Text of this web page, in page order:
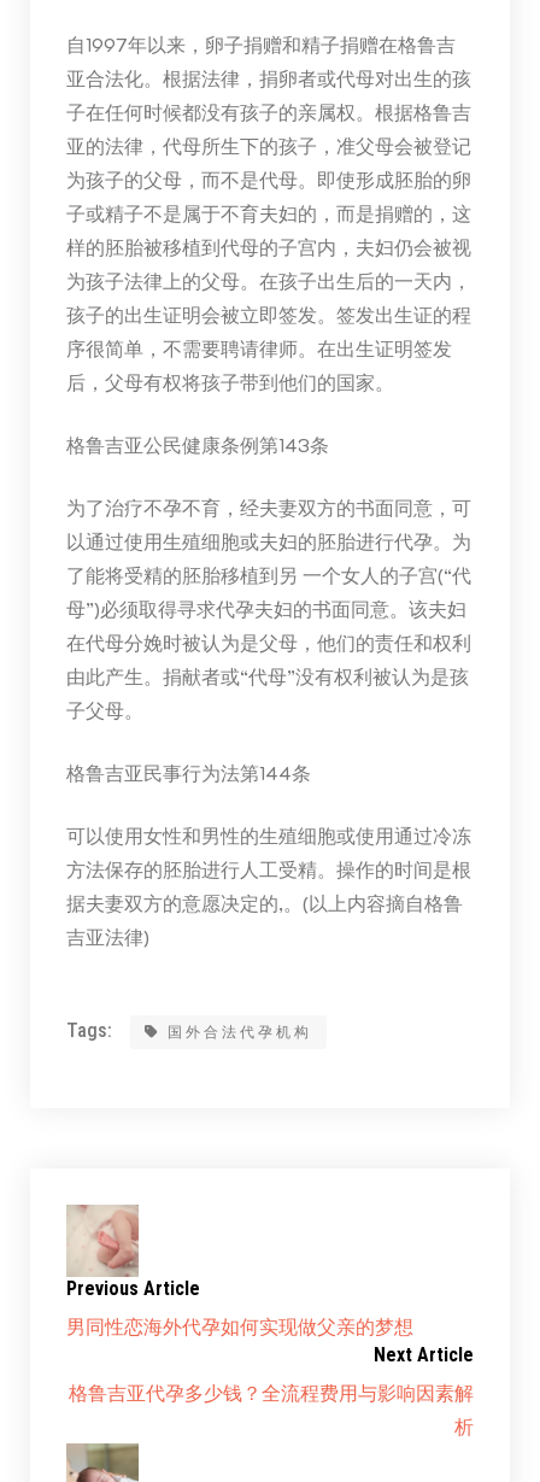
自1997年以来，卵子捐赠和精子捐赠在格鲁吉
亚合法化。根据法律，捐卵者或代母对出生的孩
子在任何时候都没有孩子的亲属权。根据格鲁吉
亚的法律，代母所生下的孩子，准父母会被登记
为孩子的父母，而不是代母。即使形成胚胎的卵
子或精子不是属于不育夫妇的，而是捐赠的，这
样的胚胎被移植到代母的子宫内，夫妇仍会被视
为孩子法律上的父母。在孩子出生后的一天内，
孩子的出生证明会被立即签发。签发出生证的程
序很简单，不需要聘请律师。在出生证明签发
后，父母有权将孩子带到他们的国家。
格鲁吉亚公民健康条例第143条
为了治疗不孕不育，经夫妻双方的书面同意，可
以通过使用生殖细胞或夫妇的胚胎进行代孕。为
了能将受精的胚胎移植到另 一个女人的子宫(“代
母”)必须取得寻求代孕夫妇的书面同意。该夫妇
在代母分娩时被认为是父母，他们的责任和权利
由此产生。捐献者或“代母”没有权利被认为是孩
子父母。
格鲁吉亚民事行为法第144条
可以使用女性和男性的生殖细胞或使用通过冷冻
方法保存的胚胎进行人工受精。操作的时间是根
据夫妻双方的意愿决定的,。(以上内容摘自格鲁
吉亚法律)
Tags: 国外合法代孕机构
Previous Article
男同性恋海外代孕如何实现做父亲的梦想
Next Article
格鲁吉亚代孕多少钱？全流程费用与影响因素解
析